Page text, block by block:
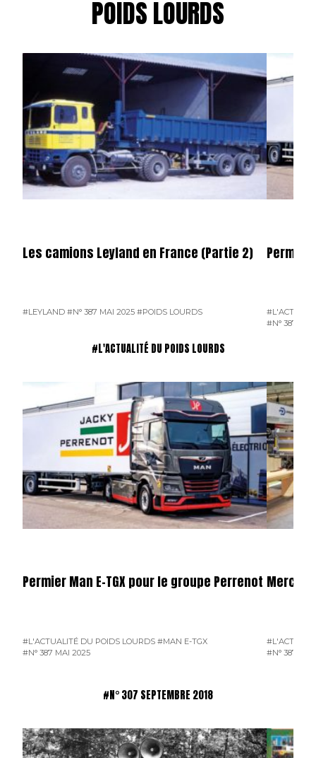
POIDS LOURDS
Les camions Leyland en France (Partie 2)
#LEYLAND #N° 387 MAI 2025 #POIDS LOURDS
Permier
#N° 387 MAI
#L'ACTUALITÉ DU POIDS LOURDS
Permier Man E-TGX pour le groupe Perrenot
#L'ACTUALITÉ DU POIDS LOURDS #MAN E-TGX
#N° 387 MAI 2025
#N° 387 MAI
#N° 307 SEPTEMBRE 2018